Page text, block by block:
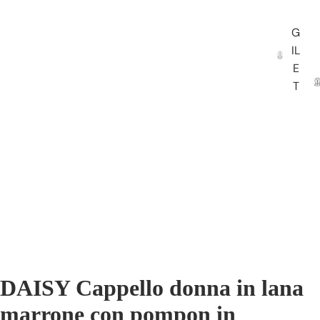
G
IL
E
T
DAISY Cappello donna in lana
marrone con pompon in